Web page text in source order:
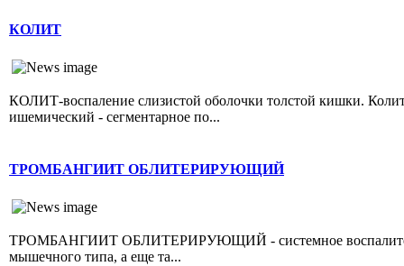
КОЛИТ
КОЛИТ-воспаление слизистой оболочки толстой кишки.
ишемический - сегментарное по...
ТРОМБАНГИИТ ОБЛИТЕРИРУЮЩИЙ
ТРОМБАНГИИТ ОБЛИТЕРИРУЮЩИЙ - системное
мышечного типа, а еще та...